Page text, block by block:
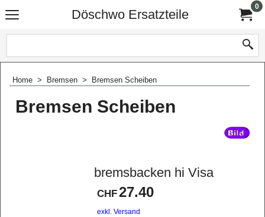
Döschwo Ersatzteile
0
Home > Bremsen > Bremsen Scheiben
Bremsen Scheiben
bremsbacken hi Visa
CHF27.40
exkl. Versand